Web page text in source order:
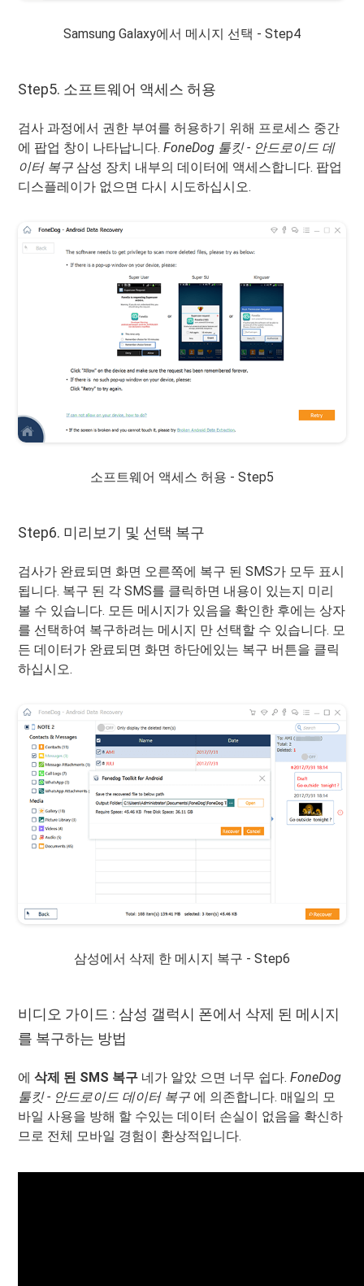
Samsung Galaxy에서 메시지 선택 - Step4
Step5. 소프트웨어 액세스 허용
검사 과정에서 권한 부여를 허용하기 위해 프로세스 중간
에 팝업 창이 나타납니다.FoneDog 툴킷 - 안드로이드 데
이터 복구 삼성 장치 내부의 데이터에 액세스합니다. 팝업
디스플레이가 없으면 다시 시도하십시오.
소프트웨어 액세스 허용 - Step5
Step6. 미리보기 및 선택 복구
검사가 완료되면 화면 오른쪽에 복구 된 SMS가 모두 표시
됩니다. 복구 된 각 SMS를 클릭하면 내용이 있는지 미리
볼 수 있습니다. 모든 메시지가 있음을 확인한 후에는 상자
를 선택하여 복구하려는 메시지 만 선택할 수 있습니다. 모
든 데이터가 완료되면 화면 하단에있는 복구 버튼을 클릭
하십시오.
삼성에서 삭제 한 메시지 복구 - Step6
비디오 가이드 : 삼성 갤럭시 폰에서 삭제 된 메시지
를 복구하는 방법
에삭제 된 SMS 복구 네가 알았 으면 너무 쉽다.FoneDog
툴킷 - 안드로이드 데이터 복구 에 의존합니다. 매일의 모
바일 사용을 방해 할 수있는 데이터 손실이 없음을 확신하
므로 전체 모바일 경험이 환상적입니다.